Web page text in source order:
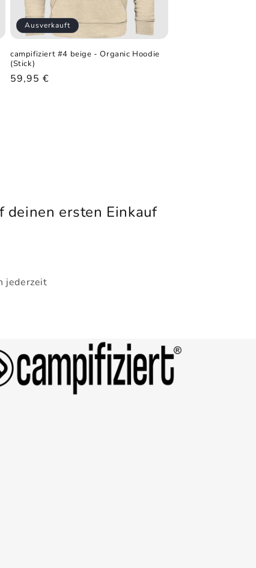
Ausverkauft
campifiziert #4 beige - Organic Hoodie
(Stick)
Normaler
59,95 €
deinen ersten Einkauf
jederzeit